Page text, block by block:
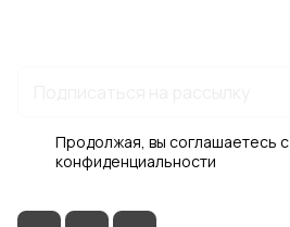
Продолжая, вы соглашаетесь с
конфиденциальности